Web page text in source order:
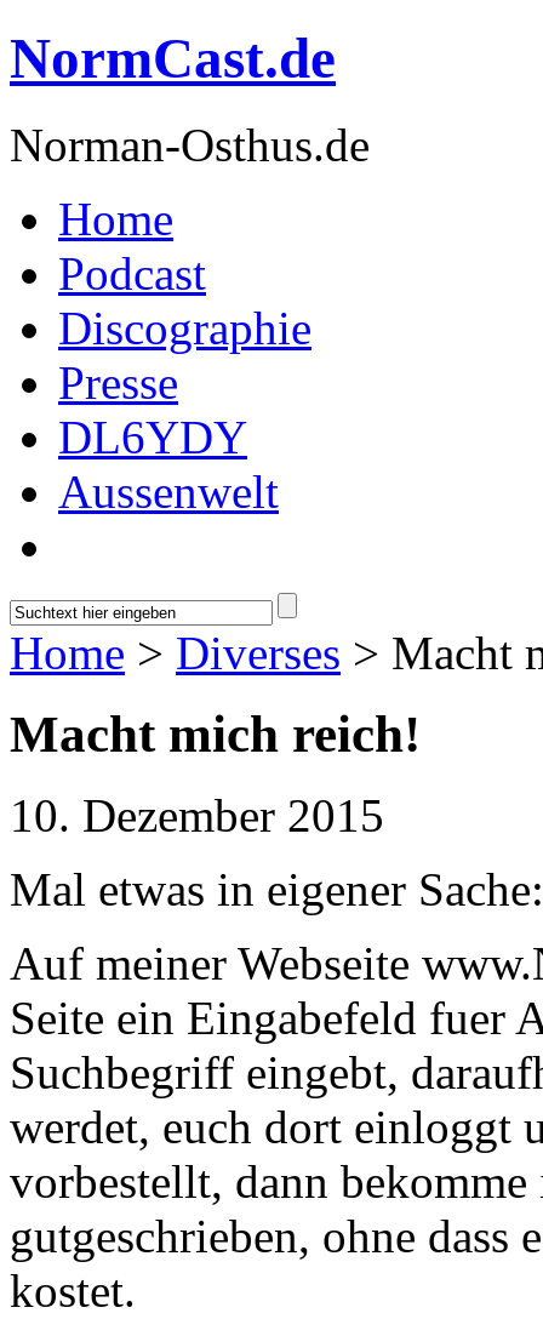
NormCast.de
Norman-Osthus.de
Home
Podcast
Discographie
Presse
DL6YDY
Aussenwelt
Home > Diverses > Macht
Macht mich reich!
10. Dezember 2015
Mal etwas in eigener
Auf meiner Webseite
Seite ein Eingabefeld fuer
Suchbegriff eingebt,
werdet, euch dort einloggt
vorbestellt, dann
gutgeschrieben, ohne dass
kostet.